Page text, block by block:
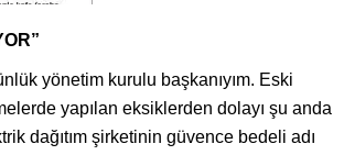
yönetim kurulu başkanıyım. Eski
yapılan eksiklerden dolayı şu anda
dağıtım şirketinin güvence bedeli adı